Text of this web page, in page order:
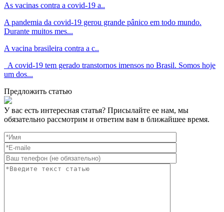
As vacinas contra a covid-19 a..
A pandemia da covid-19 gerou grande pânico em todo mundo.
Durante muitos mes...
A vacina brasileira contra a c..
A covid-19 tem gerado transtornos imensos no Brasil. Somos hoje
um dos...
Предложить статью
У вас есть интересная статья? Присылайте ее нам, мы
обязательно рассмотрим и ответим вам в ближайшее время.